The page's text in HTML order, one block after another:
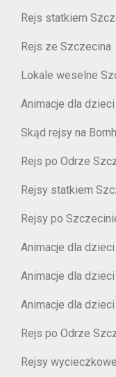
Rejs statkiem
Rejs ze Szczecina
Lokale weselne
Animacje dla
Skąd rejsy na
Rejs po Odrze
Rejsy statkiem
Rejsy po
Animacje dla
Animacje dla
Animacje dla
Rejs po Odrze
Rejsy